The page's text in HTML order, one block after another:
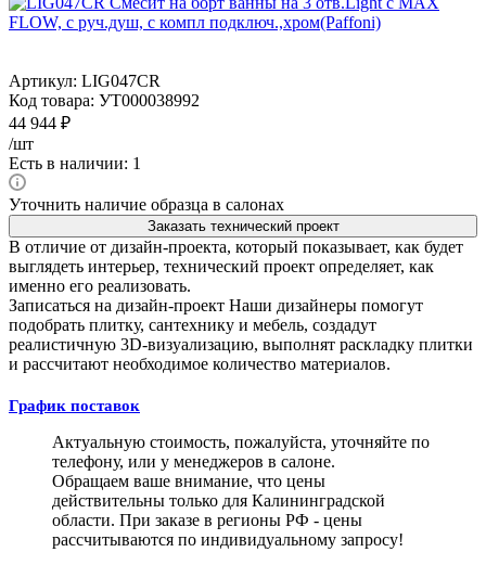
Артикул: LIG047CR
Код товара: УТ000038992
44 944 ₽
/шт
Есть в наличии: 1
Уточнить наличие образца в салонах
Заказать технический проект
В отличие от дизайн-проекта, который показывает, как будет
выглядеть интерьер, технический проект определяет, как
именно его реализовать.
Записаться на дизайн-проект Наши дизайнеры помогут
подобрать плитку, сантехнику и мебель, создадут
реалистичную 3D-визуализацию, выполнят раскладку плитки
и рассчитают необходимое количество материалов.
График поставок
Актуальную стоимость, пожалуйста, уточняйте по
телефону, или у менеджеров в салоне.
Обращаем ваше внимание, что цены
действительны только для Калининградской
области. При заказе в регионы РФ - цены
рассчитываются по индивидуальному запросу!